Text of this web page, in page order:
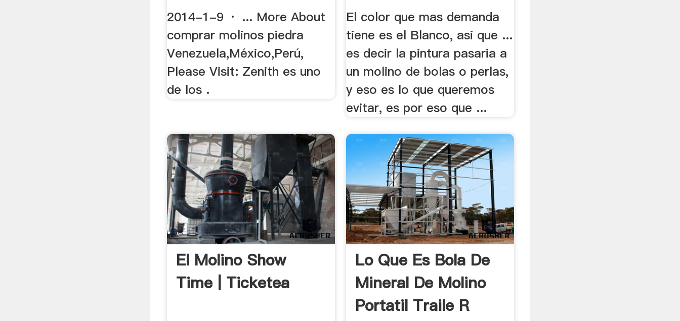
2014-1-9 · ... More About
comprar molinos piedra
Venezuela,México,Perú,
Please Visit: Zenith es uno
de los .
PINTURAS
El color que mas demanda
tiene es el Blanco, asi que ...
es decir la pintura pasaria a
un molino de bolas o perlas,
y eso es lo que queremos
evitar, es por eso que ...
El Molino Show
Time | Ticketea
Lo Que Es Bola De
Mineral De Molino
Portatil Traile R